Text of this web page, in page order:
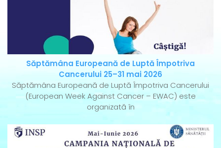
Săptămâna Europeană de Luptă Împotriva
Cancerului 25–31 mai 2026
Săptămâna Europeană de Luptă Împotriva Cancerului
(European Week Against Cancer – EWAC) este
organizată în